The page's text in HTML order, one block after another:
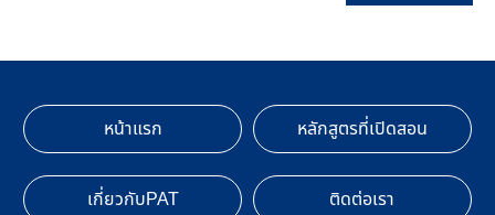
หน้าแรก หลักสูตรที่เปิดสอน
เกี่ยวกับPAT ติดต่อเรา